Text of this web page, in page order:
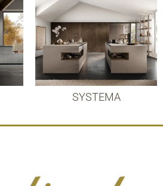
SYSTEMA